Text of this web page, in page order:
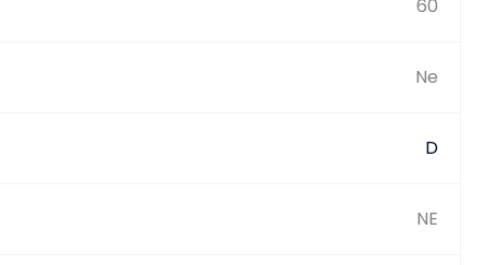
60
Ne
D
NE